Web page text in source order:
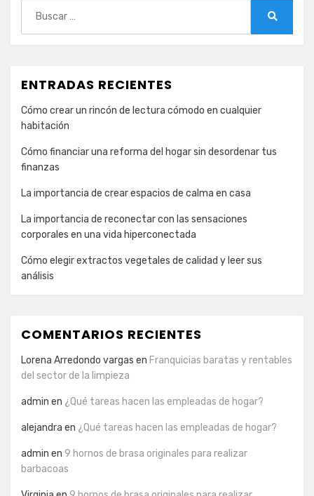
ENTRADAS RECIENTES
Cómo crear un rincón de lectura cómodo en cualquier
habitación
Cómo financiar una reforma del hogar sin desordenar tus
finanzas
La importancia de crear espacios de calma en casa
La importancia de reconectar con las sensaciones
corporales en una vida hiperconectada
Cómo elegir extractos vegetales de calidad y leer sus
análisis
COMENTARIOS RECIENTES
Lorena Arredondo vargas en Franquicias baratas y rentables
del sector de la limpieza
admin en ¿Qué tareas hacen las empleadas de hogar?
alejandra en ¿Qué tareas hacen las empleadas de hogar?
admin en 9 hornos de brasa originales para realizar
barbacoas